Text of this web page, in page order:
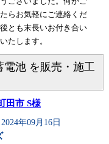
らお気軽にご連絡くだ
とも末長いお付き合い
たします。
池 を販売・施工
田市 S様
年09月16日